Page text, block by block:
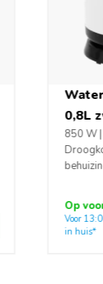
0,8L
850 W
Op
Voor
in huis*